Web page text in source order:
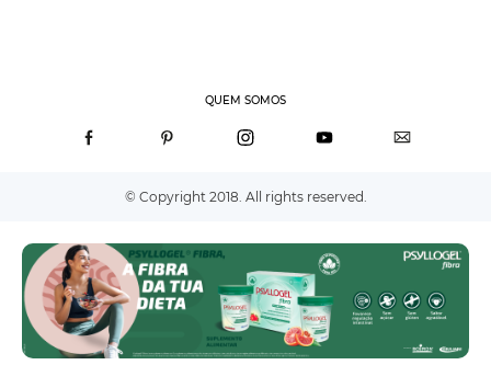
QUEM SOMOS
© Copyright 2018. All rights reserved.